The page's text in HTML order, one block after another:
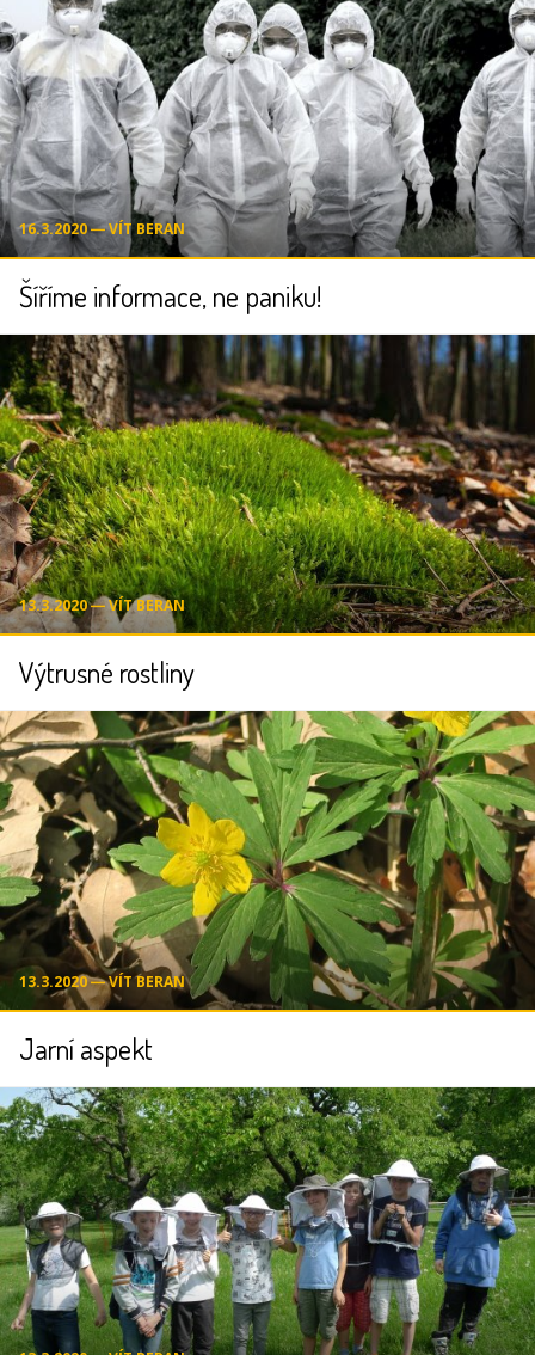
16.3.2020 ― VÍT BERAN
Šíříme informace, ne paniku!
13.3.2020 ― VÍT BERAN
Výtrusné rostliny
13.3.2020 ― VÍT BERAN
Jarní aspekt